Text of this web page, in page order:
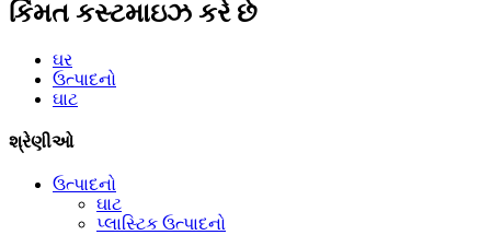
કિંમત કસ્ટમાઇઝ કરે છે
ઘર
ઉત્પાદનો
ઘાટ
શ્રેણીઓ
ઉત્પાદનો
ઘાટ
પ્લાસ્ટિક ઉત્પાદનો